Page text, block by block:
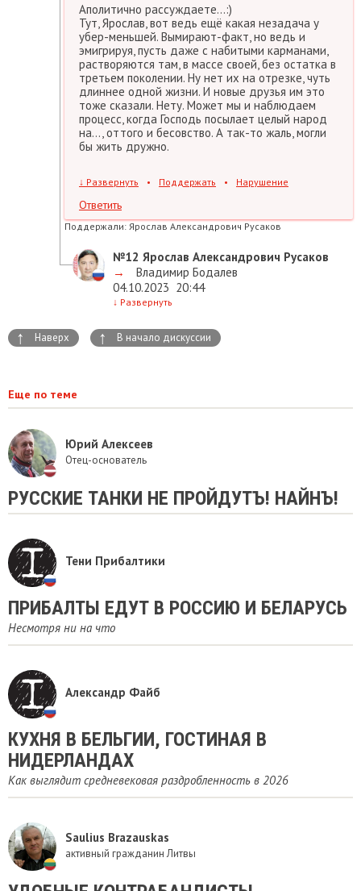
Аполитично рассуждаете…:)
Тут, Ярослав, вот ведь ещё какая незадача у
убер-меньшей. Вымирают-факт, но ведь и
эмигрируя, пусть даже с набитыми карманами,
растворяются там, в массе своей, без остатка в
третьем поколении. Ну нет их на отрезке, чуть
длиннее одной жизни. И новые друзья им это
тоже сказали. Нету. Может мы и наблюдаем
процесс, когда Господь посылает целый народ
на…, оттого и бесовство. А так-то жаль, могли
бы жить дружно.
↓ Развернуть • Поддержать • Нарушение
Ответить
Поддержали: Ярослав Александрович Русаков
№12 Ярослав Александрович Русаков
→
Владимир Бодалев
04.10.2023 20:44
↓ Развернуть
↑ Наверх ↑ В начало дискуссии
Еще по теме
Юрий Алексеев
Отец-основатель
РУССКИЕ ТАНКИ НЕ ПРОЙДУТЪ! НАЙНЪ!
Тени Прибалтики
ПРИБАЛТЫ ЕДУТ В РОССИЮ И БЕЛАРУСЬ
Несмотря ни на что
Александр Файб
КУХНЯ В БЕЛЬГИИ, ГОСТИНАЯ В
НИДЕРЛАНДАХ
Как выглядит средневековая раздробленность в 2026
Saulius Brazauskas
активный гражданин Литвы